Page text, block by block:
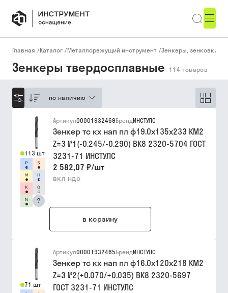
Главная /Каталог /Металлорежущий инструмент /Зенкеры, зенковки,
Зенкеры твердосплавные 114 товаров
по наличию
113 шт
?
Артикул00001932469БрендИНСТУЛС
Зенкер тс кх нап пл ф19.0х135х233 КМ2
Z=3 №1(-0.245/-0.290) ВК8 2320-5704 ГОСТ
3231-71 ИНСТУЛС
2 582,07 ₽/шт
вкл ндс
в корзину
71 шт
Артикул00001932465БрендИНСТУЛС
Зенкер тс кх нап пл ф16.0х120х218 КМ2
Z=3 №2(+0.070/+0.035) ВК8 2320-5697
ГОСТ 3231-71 ИНСТУЛС